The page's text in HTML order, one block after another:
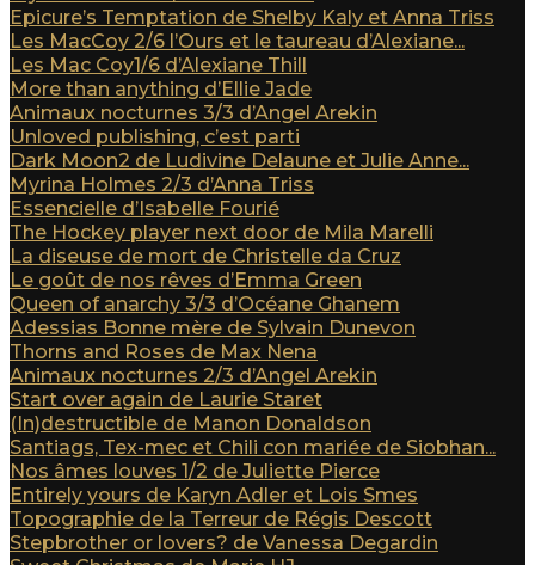
Epicure’s Temptation de Shelby Kaly et Anna Triss
Les MacCoy 2/6 l’Ours et le taureau d’Alexiane...
Les Mac Coy1/6 d’Alexiane Thill
More than anything d’Ellie Jade
Animaux nocturnes 3/3 d’Angel Arekin
Unloved publishing, c’est parti
Dark Moon2 de Ludivine Delaune et Julie Anne...
Myrina Holmes 2/3 d’Anna Triss
Essencielle d’Isabelle Fourié
The Hockey player next door de Mila Marelli
La diseuse de mort de Christelle da Cruz
Le goût de nos rêves d’Emma Green
Queen of anarchy 3/3 d’Océane Ghanem
Adessias Bonne mère de Sylvain Dunevon
Thorns and Roses de Max Nena
Animaux nocturnes 2/3 d’Angel Arekin
Start over again de Laurie Staret
(In)destructible de Manon Donaldson
Santiags, Tex-mec et Chili con mariée de Siobhan...
Nos âmes louves 1/2 de Juliette Pierce
Entirely yours de Karyn Adler et Lois Smes
Topographie de la Terreur de Régis Descott
Stepbrother or lovers? de Vanessa Degardin